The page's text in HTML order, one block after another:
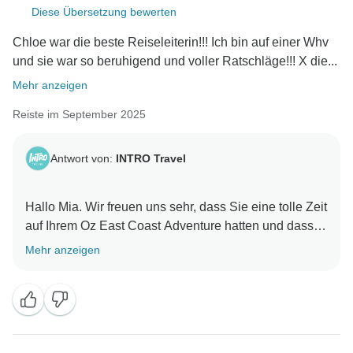
Diese Übersetzung bewerten
Chloe war die beste Reiseleiterin!!! Ich bin auf einer Whv
und sie war so beruhigend und voller Ratschläge!!! X die...
Mehr anzeigen
Reiste im September 2025
Antwort von: INTRO Travel
Hallo Mia. Wir freuen uns sehr, dass Sie eine tolle Zeit
auf Ihrem Oz East Coast Adventure hatten und dass
Chloe mit ihrer Unterstützung und ihren Ratschlägen
schätzen und hoffen, Sie bald bei einem weiteren
Abenteuer zu sehen.
Mehr anzeigen